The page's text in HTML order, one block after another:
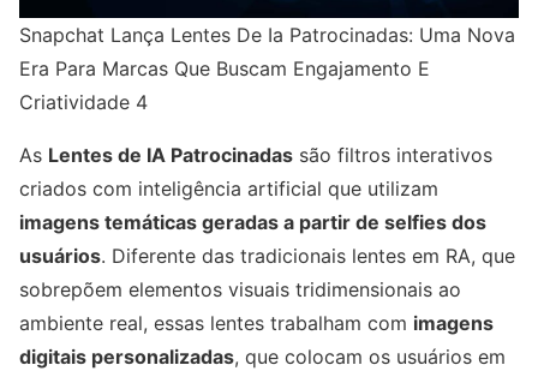
Snapchat Lança Lentes De Ia Patrocinadas: Uma Nova
Era Para Marcas Que Buscam Engajamento E
Criatividade 4
As Lentes de IA Patrocinadas são filtros interativos
criados com inteligência artificial que utilizam
imagens temáticas geradas a partir de selfies dos
usuários. Diferente das tradicionais lentes em RA, que
sobrepõem elementos visuais tridimensionais ao
ambiente real, essas lentes trabalham com imagens
digitais personalizadas, que colocam os usuários em